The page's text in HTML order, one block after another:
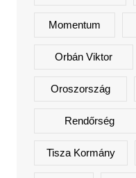
Momentum
Orbán Viktor
Oroszország
Rendőrség
Tisza Kormány